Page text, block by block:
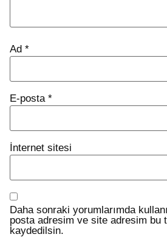
Ad *
E-posta *
İnternet sitesi
Daha sonraki yorumlarımda
posta adresim ve site adresim bu
kaydedilsin.